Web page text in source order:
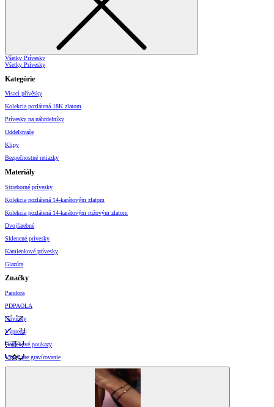
Všetky Prívesky
Všetky Prívesky
Kategórie
Visací přívěsky
Kolekcia pozlátená 18K zlatom
Prívesky na náhrdelníky
Oddeľovače
Klipy
Bezpečnostné retiazky
Materiály
Strieborné prívesky
Kolekcia pozlátená 14-karátovým zlatom
Kolekcia pozlátená 14-karátovým ružovým zlatom
Dvojfarebné
Sklenené prívesky
Kamienkové prívesky
Glazúra
Značky
Pandora
PDPAOLA
Novinky
Výpredaj
Darčekové poukazy
Vzory pre gravírovanie